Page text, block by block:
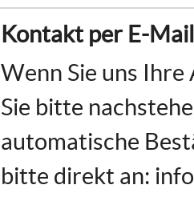
Kontakt per E-Mail
Wenn Sie uns
Sie bitte
automatische
bitte direkt an: